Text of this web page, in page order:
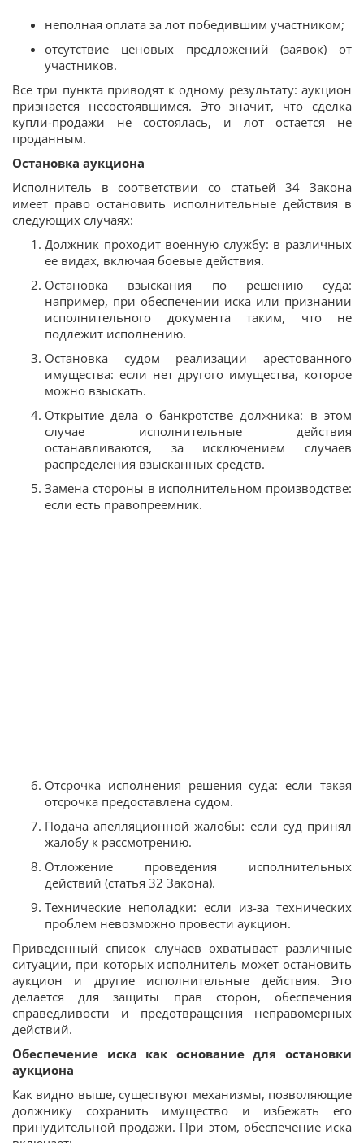
неполная оплата за лот победившим участником;
отсутствие ценовых предложений (заявок) от
участников.
Все три пункта приводят к одному результату: аукцион
признается несостоявшимся. Это значит, что сделка
купли-продажи не состоялась, и лот остается не
проданным.
Остановка аукциона
Исполнитель в соответствии со статьей 34 Закона
имеет право остановить исполнительные действия в
следующих случаях:
Должник проходит военную службу: в различных
ее видах, включая боевые действия.
Остановка взыскания по решению суда:
например, при обеспечении иска или признании
исполнительного документа таким, что не
подлежит исполнению.
Остановка судом реализации арестованного
имущества: если нет другого имущества, которое
можно взыскать.
Открытие дела о банкротстве должника: в этом
случае исполнительные действия
останавливаются, за исключением случаев
распределения взысканных средств.
Замена стороны в исполнительном производстве:
если есть правопреемник.
Отсрочка исполнения решения суда: если такая
отсрочка предоставлена судом.
Подача апелляционной жалобы: если суд принял
жалобу к рассмотрению.
Отложение проведения исполнительных
действий (статья 32 Закона).
Технические неполадки: если из-за технических
проблем невозможно провести аукцион.
Приведенный список случаев охватывает различные
ситуации, при которых исполнитель может остановить
аукцион и другие исполнительные действия. Это
делается для защиты прав сторон, обеспечения
справедливости и предотвращения неправомерных
действий.
Обеспечение иска как основание для остановки
аукциона
Как видно выше, существуют механизмы, позволяющие
должнику сохранить имущество и избежать его
принудительной продажи. При этом, обеспечение иска